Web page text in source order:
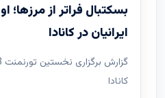
ایرانیان در کانادا
کانادا